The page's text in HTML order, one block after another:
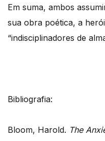
Em suma, ambos
sua obra poética, a
“indisciplinadores de
Bibliografia:
Bloom, Harold. The